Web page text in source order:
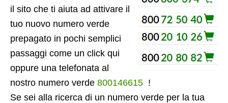
il sito che ti aiuta ad attivare il
tuo nuovo numero verde
prepagato in pochi semplici
passaggi come un click qui
oppure una telefonata al
nostro numero verde 800146615 !
Se sei alla ricerca di un numero verde per la tua